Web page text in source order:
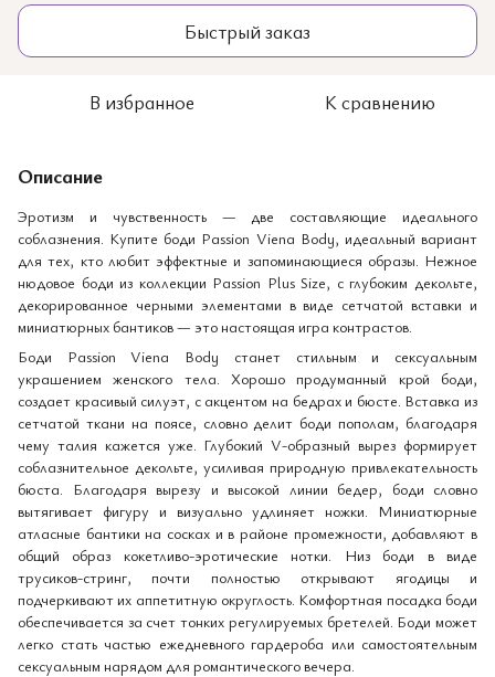
Быстрый заказ
В избранное К сравнению
Описание
Эротизм и чувственность — две составляющие идеального
соблазнения. Купите боди Passion Viena Body, идеальный вариант
для тех, кто любит эффектные и запоминающиеся образы. Нежное
нюдовое боди из коллекции Passion Plus Size, с глубоким декольте,
декорированное черными элементами в виде сетчатой вставки и
миниатюрных бантиков — это настоящая игра контрастов.
Боди Passion Viena Body станет стильным и сексуальным
украшением женского тела. Хорошо продуманный крой боди,
создает красивый силуэт, с акцентом на бедрах и бюсте. Вставка из
сетчатой ткани на поясе, словно делит боди пополам, благодаря
чему талия кажется уже. Глубокий V-образный вырез формирует
соблазнительное декольте, усиливая природную привлекательность
бюста. Благодаря вырезу и высокой линии бедер, боди словно
вытягивает фигуру и визуально удлиняет ножки. Миниатюрные
атласные бантики на сосках и в районе промежности, добавляют в
общий образ кокетливо-эротические нотки. Низ боди в виде
трусиков-стринг, почти полностью открывают ягодицы и
подчеркивают их аппетитную округлость. Комфортная посадка боди
обеспечивается за счет тонких регулируемых бретелей. Боди может
легко стать частью ежедневного гардероба или самостоятельным
сексуальным нарядом для романтического вечера.